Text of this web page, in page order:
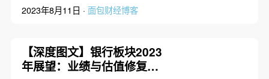
2023年8月11日 · 面包财经博客
【深度图文】银行板块2023
年展望：业绩与估值修复节